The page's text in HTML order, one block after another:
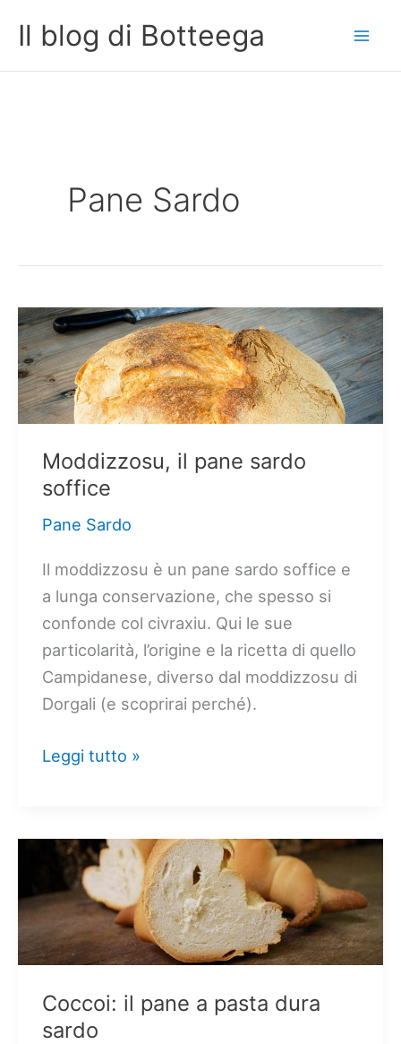
contenuto
Il blog di Botteega
Pane Sardo
Moddizzosu, il pane sardo
soffice
Pane Sardo
Il moddizzosu è un pane sardo soffice e
a lunga conservazione, che spesso si
confonde col civraxiu. Qui le sue
particolarità, l’origine e la ricetta di quello
Campidanese, diverso dal moddizzosu di
Dorgali (e scoprirai perché).
Moddizzosu,
sardo
soffice
Leggi tutto »
Coccoi: il pane a pasta dura
sardo